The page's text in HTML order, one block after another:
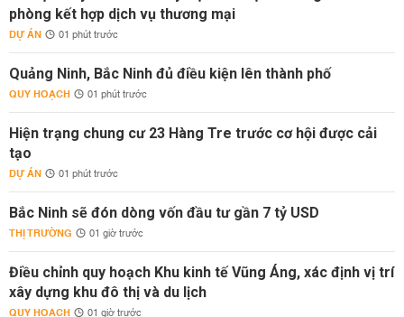
phòng kết hợp dịch vụ thương mại
DỰ ÁN 01 phút trước
Quảng Ninh, Bắc Ninh đủ điều kiện lên thành phố
QUY HOẠCH 01 phút trước
Hiện trạng chung cư 23 Hàng Tre trước cơ hội được cải
tạo
DỰ ÁN 01 phút trước
Bắc Ninh sẽ đón dòng vốn đầu tư gần 7 tỷ USD
THỊ TRƯỜNG 01 giờ trước
Điều chỉnh quy hoạch Khu kinh tế Vũng Áng, xác định vị trí
xây dựng khu đô thị và du lịch
QUY HOẠCH 01 giờ trước